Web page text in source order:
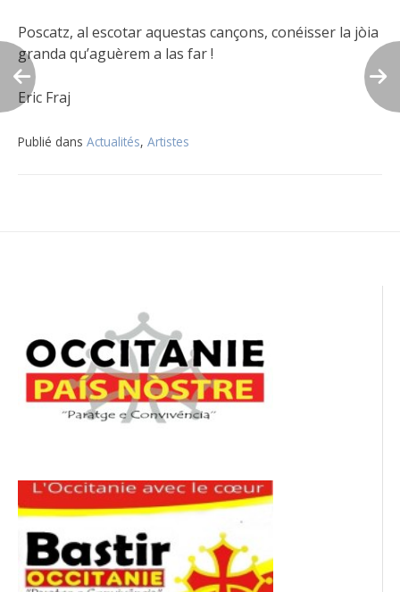
Poscatz, al escotar aquestas cançons, conéisser la jòia
granda qu’aguèrem a las far !
Eric Fraj
Publié dans Actualités, Artistes